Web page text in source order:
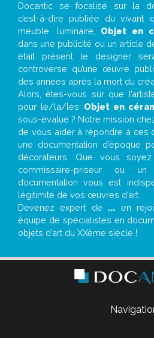
Docantic se focalise sur la
c’est-à-dire publiée du vivant
meuble, luminaire, Objet en
dans une publicité ou un article
était présent le designer
controverse qu’une œuvre
des années après la mort du
Alors, êtes-vous sûr que
pour le/la/les Objet en
sous-évalué ? Notre mission
de vous aider à répondre à ces
une documentation d’époque
décorateurs. Que vous
commissaire-priseur ou un
documentation vous est
légitimité de vos œuvres d’art.
Devenez expert de ... en
équipe de spécialistes en
objets d’art du XXème siècle !